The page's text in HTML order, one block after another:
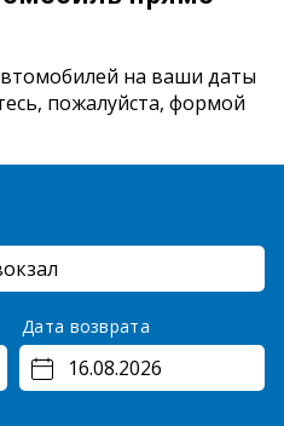
на ваши даты
пожалуйста, формой
Дата возврата